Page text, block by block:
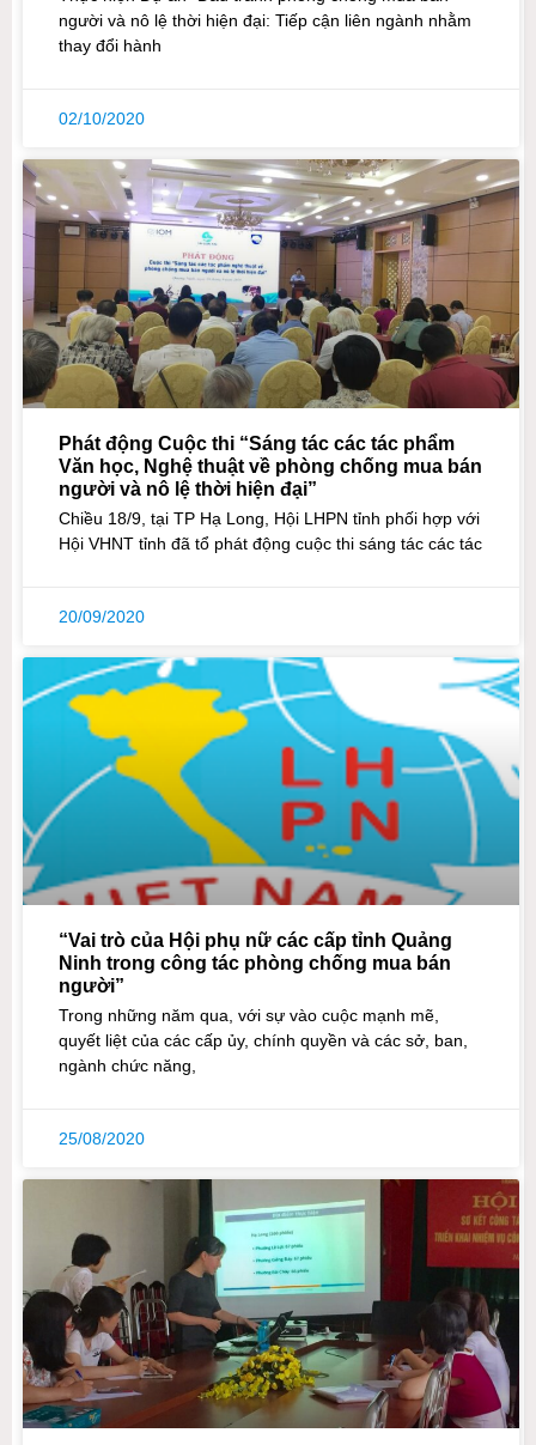
người và nô lệ thời hiện đại: Tiếp cận liên ngành nhằm
thay đổi hành
02/10/2020
Phát động Cuộc thi “Sáng tác các tác phẩm
Văn học, Nghệ thuật về phòng chống mua bán
người và nô lệ thời hiện đại”
Chiều 18/9, tại TP Hạ Long, Hội LHPN tỉnh phối hợp với
Hội VHNT tỉnh đã tổ phát động cuộc thi sáng tác các tác
20/09/2020
“Vai trò của Hội phụ nữ các cấp tỉnh Quảng
Ninh trong công tác phòng chống mua bán
người”
Trong những năm qua, với sự vào cuộc mạnh mẽ,
quyết liệt của các cấp ủy, chính quyền và các sở, ban,
ngành chức năng,
25/08/2020